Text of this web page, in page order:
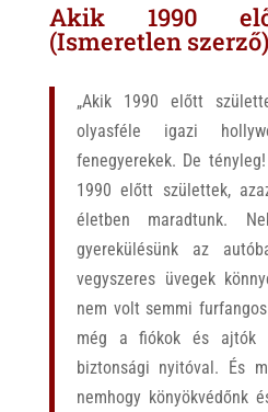
Akik 1990
(Ismeretlen szerző)
„Akik 1990 előtt
olyasféle igazi
fenegyerekek. De
1990 előtt születtek,
életben maradtunk.
gyerekülésünk az
vegyszeres üvegek
nem volt semmi
még a fiókok és ajtók
biztonsági nyitóval. És
nemhogy könyökvédőnk